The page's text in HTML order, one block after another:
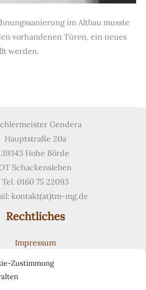
Zustimmung
im Altbau musste
vorhandenen Türen, ein neues
werden.
Gendera
Hauptstraße 20a
39343 Hohe Börde
Schackensleben
Tel. 0160 75 22093
kontakt(at)tm-mg.de
Rechtliches
Impressum
Richtlinie (EU)